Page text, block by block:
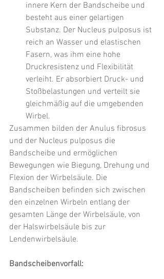
innere Kern der Bandscheibe und
besteht aus einer gelartigen
Substanz. Der Nucleus pulposus ist
reich an Wasser und elastischen
Fasern, was ihm eine hohe
Druckresistenz und Flexibilität
verleiht. Er absorbiert Druck- und
Stoßbelastungen und verteilt sie
gleichmäßig auf die umgebenden
Wirbel.
Zusammen bilden der Anulus fibrosus
und der Nucleus pulposus die
Bandscheibe und ermöglichen
Bewegungen wie Biegung, Drehung und
Flexion der Wirbelsäule. Die
Bandscheiben befinden sich zwischen
den einzelnen Wirbeln entlang der
gesamten Länge der Wirbelsäule, von
der Halswirbelsäule bis zur
Lendenwirbelsäule.
Bandscheibenvorfall: